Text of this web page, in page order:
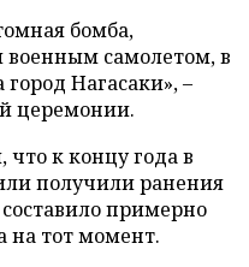
бомба,
самолетом, в
Нагасаки», –
церемонии.
к концу года в
получили ранения
примерно
на тот момент.